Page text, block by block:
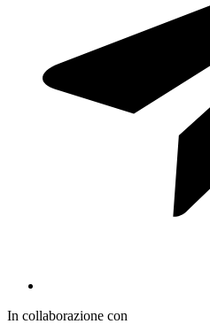
In collaborazione con